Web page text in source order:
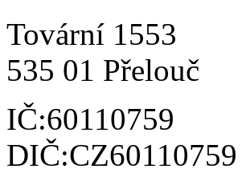
Tovární 1553
535 01 Přelouč
IČ:60110759
DIČ:CZ60110759